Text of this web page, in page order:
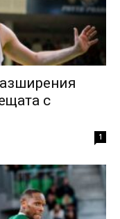
с
1